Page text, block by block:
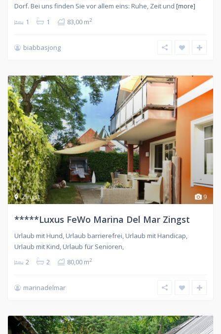
Dorf. Bei uns finden Sie vor allem eins: Ruhe, Zeit und [more]
1 1 83,00 m2
biabbasjong
9
Zingst
*****Luxus FeWo Marina Del Mar Zingst
Urlaub mit Hund, Urlaub barrierefrei, Urlaub mit Handicap,
Urlaub mit Kind, Urlaub für Senioren,
2
2 80,00 m2
marinadelmar